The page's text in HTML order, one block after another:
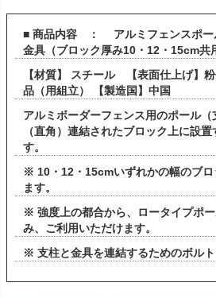
■ 商品内容 ： アルミフェンスポー
金具（ブロック厚み10・12・15cm
【材質】 スチール 【表面仕上げ】
品（用組立） 【製造国】中国
アルミボーダーフェンス用のポール
（直角）連結されたブロック上に設
す。
※ 10・12・15cmいずれかの幅のブ
ます。
※ 強度上の都合から、ロータイプポ
み、ご利用いただけます。
※ 支柱と金具を連結するためのボルト